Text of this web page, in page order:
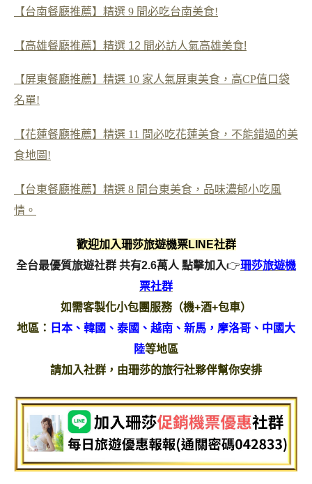
【台南餐廳推薦】精選 9 間必吃台南美食!
【高雄餐廳推薦】精選 12 間必訪人氣高雄美食!
【屏東餐廳推薦】精選 10 家人氣屏東美食，高CP值口袋
名單!
【花蓮餐廳推薦】精選 11 間必吃花蓮美食，不能錯過的美
食地圖!
【台東餐廳推薦】精選 8 間台東美食，品味濃郁小吃風
情。
歡迎加入珊莎旅遊機票LINE社群
全台最優質旅遊社群 共有2.6萬人 點擊加入👉珊莎旅遊機
票社群
如需客製化小包團服務（機+酒+包車）
地區： 日本、韓國、泰國、越南、新馬，摩洛哥、中國大
陸等地區
請加入社群，由珊莎的旅行社夥伴幫你安排